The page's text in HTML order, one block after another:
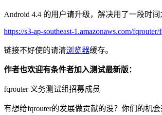
Android 4.4 的用户请升级，解决用了一段时间
https://s3-ap-southeast-1.amazonaws.com/
链接不好使的请清浏览器缓存。
作者也欢迎有条件者加入测试最新版：
fqrouter 义务测试组招募成员
有想给fqrouter的发展做贡献的没？你们的机会